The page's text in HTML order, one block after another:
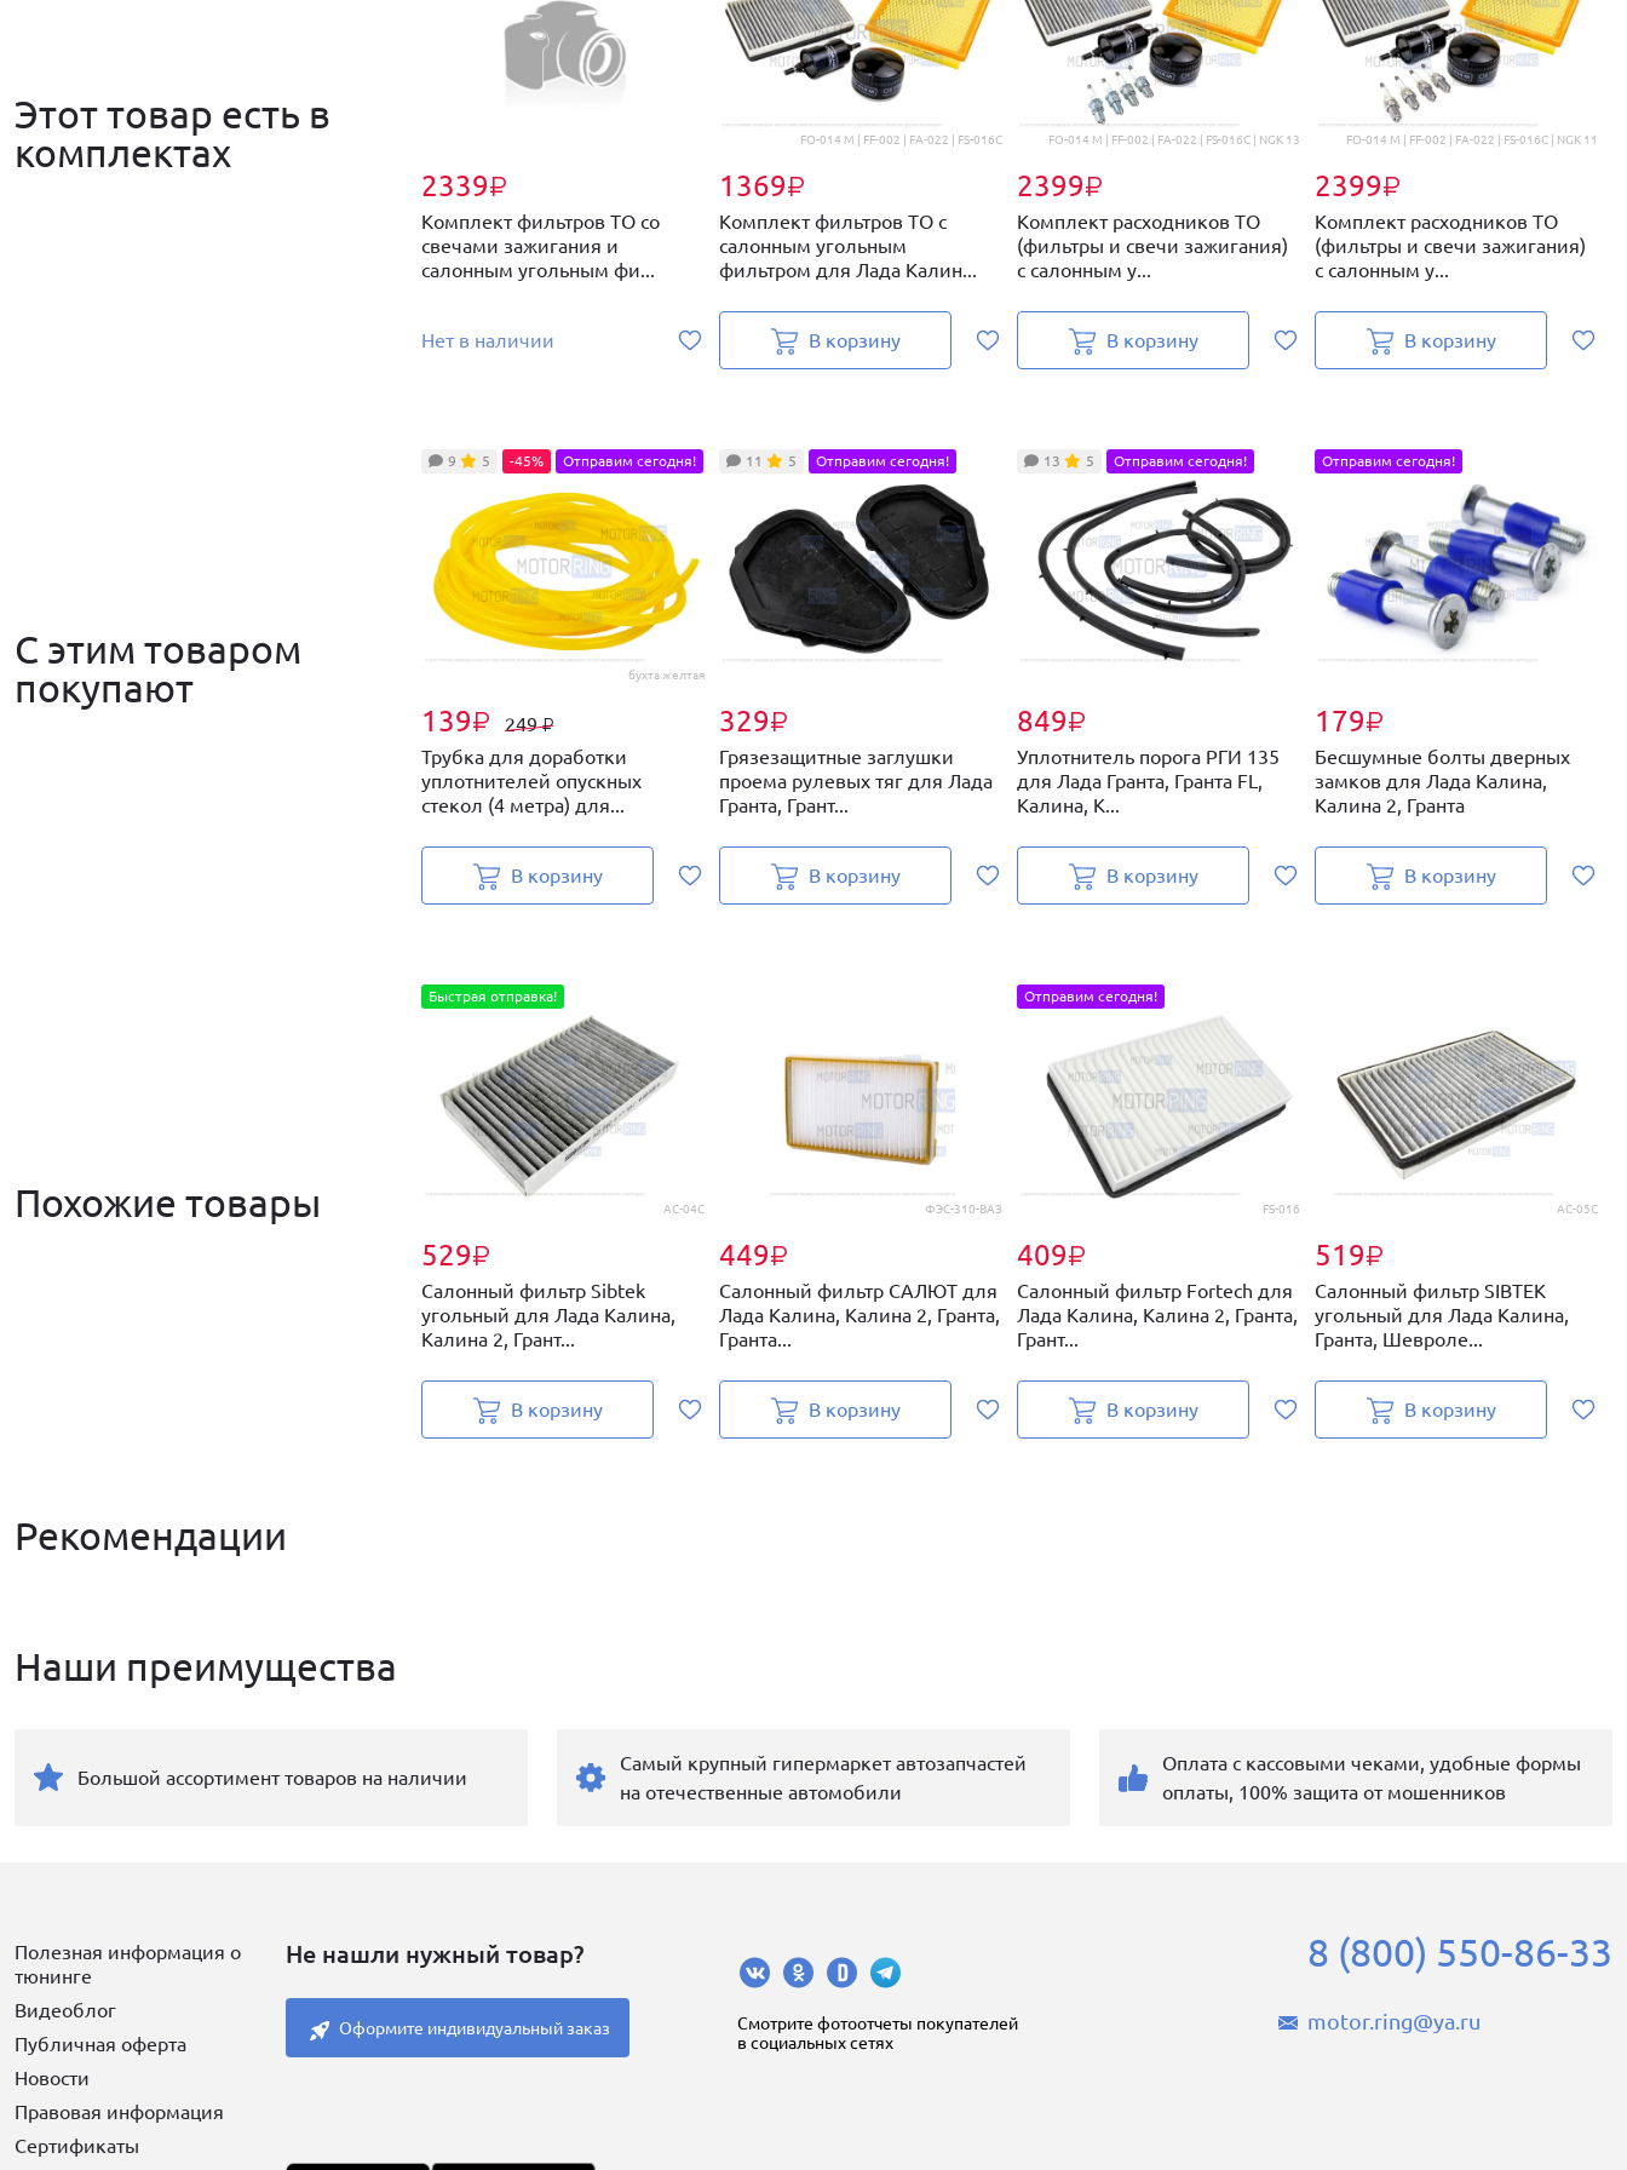
Этот товар есть в
комплектах
2339₽
Комплект фильтров ТО со
свечами зажигания и
салонным угольным фи...
Нет в наличии
FO-014 M | FF-002 | FA-022 | FS-016C
1369₽
Комплект фильтров ТО с
салонным угольным
фильтром для Лада Калин...
В корзину
FO-014 M | FF-002 | FA-022 | FS-016C | NGK 13
2399₽
Комплект расходников ТО
(фильтры и свечи зажигания)
с салонным у...
В корзину
FO-014 M | FF-002 | FA-022 | FS-016C | NGK 11
2399₽
Комплект расходников ТО
(фильтры и свечи зажигания)
с салонным у...
В корзину
С этим товаром
покупают
бухта желтая
139₽ 249₽
9 5 -45% Отправим сегодня!
Трубка для доработки
уплотнителей опускных
стекол (4 метра) для...
В корзину
329₽
11 5 Отправим сегодня!
Грязезащитные заглушки
проема рулевых тяг для Лада
Гранта, Грант...
В корзину
849₽
13 5 Отправим сегодня!
Уплотнитель порога РГИ 135
для Лада Гранта, Гранта FL,
Калина, К...
В корзину
179₽
Отправим сегодня!
Бесшумные болты дверных
замков для Лада Калина,
Калина 2, Гранта
В корзину
Похожие товары AC-04C
529₽
Быстрая отправка!
Салонный фильтр Sibtek
угольный для Лада Калина,
Калина 2, Грант...
В корзину
ФЭС-310-ВАЗ
449₽
Салонный фильтр САЛЮТ для
Лада Калина, Калина 2, Гранта,
Гранта...
В корзину
FS-016
409₽
Отправим сегодня!
Салонный фильтр Fortech для
Лада Калина, Калина 2, Гранта,
Грант...
В корзину
AC-05C
519₽
Салонный фильтр SIBTEK
угольный для Лада Калина,
Гранта, Шевроле...
В корзину
Рекомендации
Наши преимущества
Большой ассортимент товаров на наличии
Самый крупный гипермаркет автозапчастей
на отечественные автомобили
Оплата с кассовыми чеками, удобные формы
оплаты, 100% защита от мошенников
Полезная информация о
тюнинге
Видеоблог
Публичная оферта
Новости
Правовая информация
Сертификаты
Не нашли нужный товар?
Оформите индивидуальный заказ
Cмотрите фотоотчеты покупателей
в социальных сетях
8 (800) 550-86-33
motor.ring@ya.ru